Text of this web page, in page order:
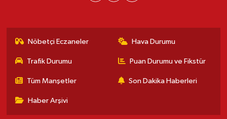
Nöbetçi Eczaneler Hava Durumu
Trafik Durumu Puan Durumu ve Fikstür
Tüm Manşetler Son Dakika Haberleri
Haber Arşivi